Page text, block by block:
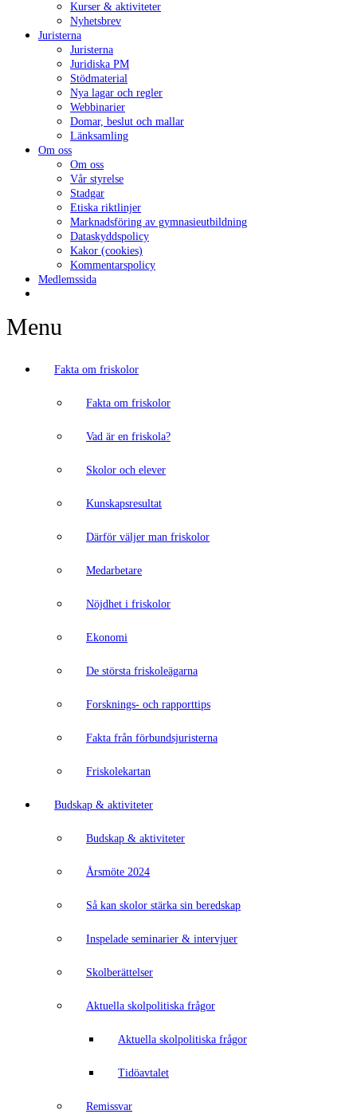
Kurser & aktiviteter
Nyhetsbrev
Juristerna
Juristerna
Juridiska PM
Stödmaterial
Nya lagar och regler
Webbinarier
Domar, beslut och mallar
Länksamling
Om oss
Om oss
Vår styrelse
Stadgar
Etiska riktlinjer
Marknadsföring av gymnasieutbildning
Dataskyddspolicy
Kakor (cookies)
Kommentarspolicy
Medlemssida
Menu
Fakta om friskolor
Fakta om friskolor
Vad är en friskola?
Skolor och elever
Kunskapsresultat
Därför väljer man friskolor
Medarbetare
Nöjdhet i friskolor
Ekonomi
De största friskoleägarna
Forsknings- och rapporttips
Fakta från förbundsjuristerna
Friskolekartan
Budskap & aktiviteter
Budskap & aktiviteter
Årsmöte 2024
Så kan skolor stärka sin beredskap
Inspelade seminarier & intervjuer
Skolberättelser
Aktuella skolpolitiska frågor
Aktuella skolpolitiska frågor
Tidöavtalet
Remissvar